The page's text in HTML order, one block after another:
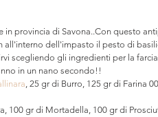
provincia di Savona..Con questo
all'interno dell'impasto il pesto di
scegliendo gli ingredienti per la
in un nano secondo!!
, 25 gr di Burro, 125 gr di Farina
100 gr di Mortadella, 100 gr di